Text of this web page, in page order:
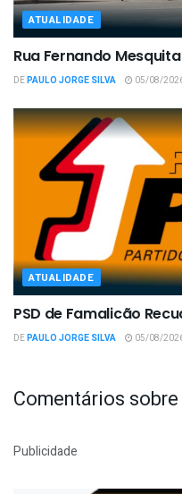
ATUALIDADE
Rua Fernando
DEPAULO JORGE SILVA 05/08/
ATUALIDADE
PSD de Famalicão
DEPAULO JORGE SILVA 05/08/
Comentários
Publicidade